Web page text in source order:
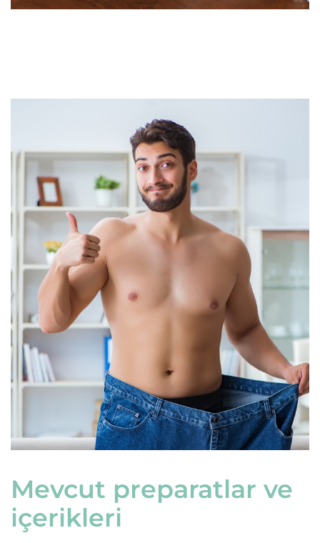
Mevcut preparatlar ve
içerikleri